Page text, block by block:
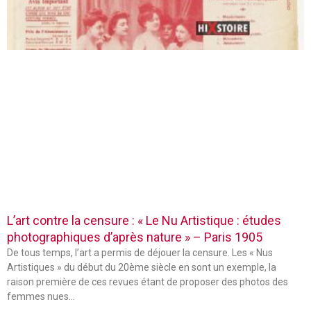
L’art contre la censure : « Le Nu Artistique : études
photographiques d’après nature » – Paris 1905
De tous temps, l’art a permis de déjouer la censure. Les « Nus
Artistiques » du début du 20ème siècle en sont un exemple, la
raison première de ces revues étant de proposer des photos des
femmes nues…